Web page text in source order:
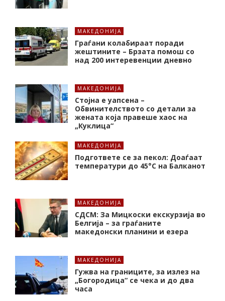
МАКЕДОНИЈА
Граѓани колабираат поради
жештините – Брзата помош со
над 200 интеревенции дневно
МАКЕДОНИЈА
Стојна е уапсена –
Обвинителството со детали за
жената која правеше хаос на
„Куклица“
МАКЕДОНИЈА
Подгответе се за пекол: Доаѓаат
температури до 45°C на Балканот
МАКЕДОНИЈА
СДСМ: За Мицкоски екскурзија во
Белгија – за граѓаните
македонски планини и езера
МАКЕДОНИЈА
Гужва на границите, за излез на
„Богородица“ се чека и до два
часа